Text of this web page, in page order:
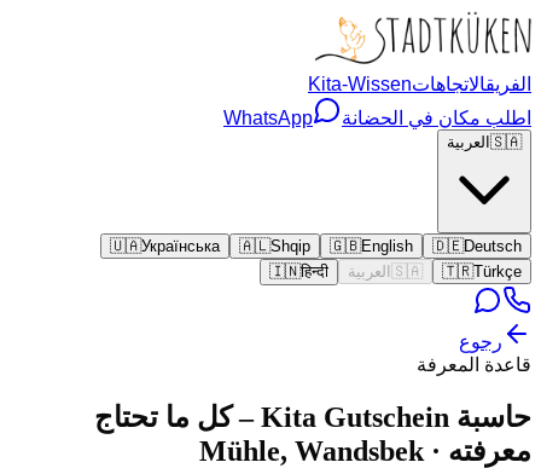
الفريقالاتجاهاتKita-Wissen
اطلب مكان في الحضانة
WhatsApp
🇸🇦 العربية
🇩🇪Deutsch
🇬🇧English
🇦🇱Shqip
🇺🇦Українська
🇹🇷Türkçe
🇸🇦 العربية 🇮🇳हिन्दी
رجوع
قاعدة المعرفة
حاسبة Kita Gutschein – كل ما تحتاج
معرفته · Mühle, Wandsbek